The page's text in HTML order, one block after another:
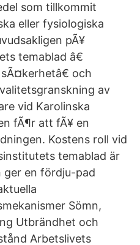
som tillkommit
eller fysiologiska
pÃ¥
temablad â€
och
av
vid Karolinska
fÃ¶r att fÃ¥ en
Kostens roll vid
temablad är
ger en fördju-pad
Sömn,
Utbrändhet och
Arbetslivets